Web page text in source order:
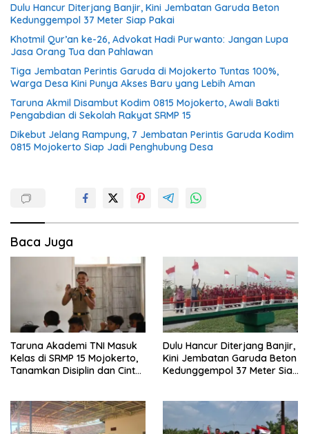
Dulu Hancur Diterjang Banjir, Kini Jembatan Garuda Beton
Kedunggempol 37 Meter Siap Pakai
Khotmil Qur’an ke-26, Advokat Hadi Purwanto: Jangan Lupa
Jasa Orang Tua dan Pahlawan
Tiga Jembatan Perintis Garuda di Mojokerto Tuntas 100%,
Warga Desa Kini Punya Akses Baru yang Lebih Aman
Taruna Akmil Disambut Kodim 0815 Mojokerto, Awali Bakti
Pengabdian di Sekolah Rakyat SRMP 15
Dikebut Jelang Rampung, 7 Jembatan Perintis Garuda Kodim
0815 Mojokerto Siap Jadi Penghubung Desa
Baca Juga
Taruna Akademi TNI Masuk
Kelas di SRMP 15 Mojokerto,
Tanamkan Disiplin dan Cinta
Dulu Hancur Diterjang Banjir,
Kini Jembatan Garuda Beton
Kedunggempol 37 Meter Siap